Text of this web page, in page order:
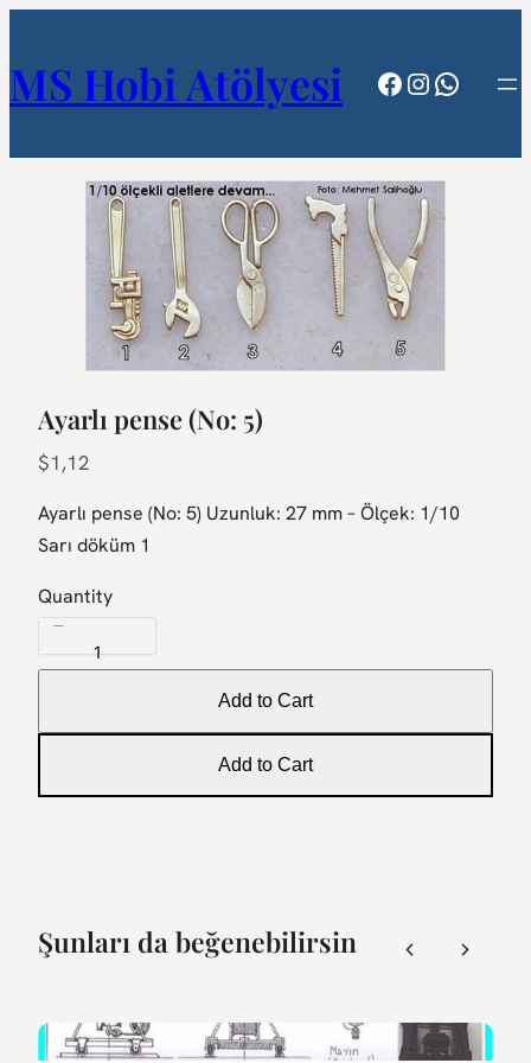
MS Hobi Atölyesi Facebook
Instagram
Ayarlı pense (No: 5)
N
w
$1,12
Ayarlı pense (No: 5) Uzunluk: 27 mm – Ölçek: 1/10
Sarı döküm 1
Quantity
Add to Cart
Add to Cart
Şunları da beğenebilirsin
PreviousNext